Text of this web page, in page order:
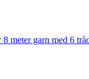
garn med 6